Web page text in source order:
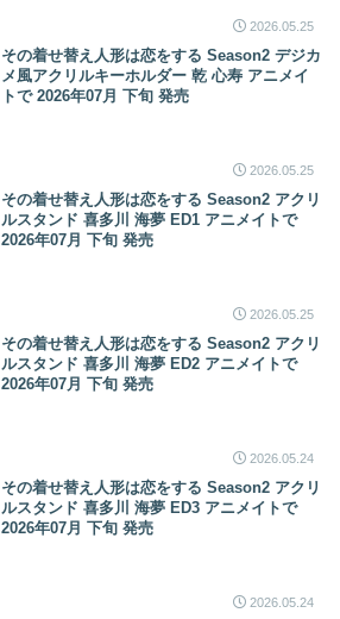
2026.05.25
その着せ替え人形は恋をする Season2 デジカ
メ風アクリルキーホルダー 乾 心寿 アニメイ
トで 2026年07月 下旬 発売
2026.05.25
その着せ替え人形は恋をする Season2 アクリ
ルスタンド 喜多川 海夢 ED1 アニメイトで
2026年07月 下旬 発売
2026.05.25
その着せ替え人形は恋をする Season2 アクリ
ルスタンド 喜多川 海夢 ED2 アニメイトで
2026年07月 下旬 発売
2026.05.24
その着せ替え人形は恋をする Season2 アクリ
ルスタンド 喜多川 海夢 ED3 アニメイトで
2026年07月 下旬 発売
2026.05.24